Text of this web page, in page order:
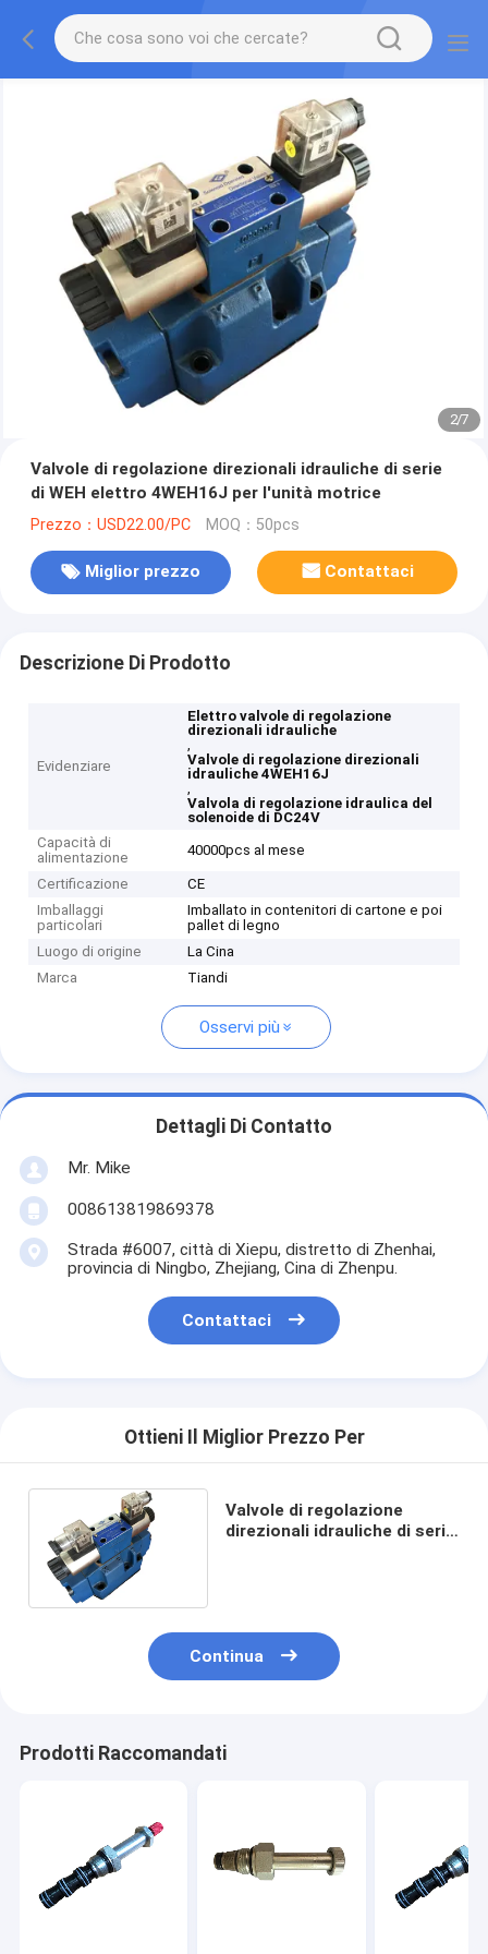
2/7
Valvole di regolazione direzionali idrauliche di serie
di WEH elettro 4WEH16J per l'unità motrice
Prezzo：USD22.00/PC MOQ：50pcs
Miglior prezzo Contattaci
Descrizione Di Prodotto
Evidenziare
Elettro valvole di regolazione
direzionali idrauliche
,
Valvole di regolazione direzionali
idrauliche 4WEH16J
,
Valvola di regolazione idraulica del
solenoide di DC24V
Capacità di
alimentazione
40000pcs al mese
Certificazione
CE
Imballaggi
particolari
Imballato in contenitori di cartone e poi
pallet di legno
Luogo di origine
La Cina
Marca
Tiandi
Osservi più
Dettagli Di Contatto
Mr. Mike
008613819869378
Strada #6007, città di Xiepu, distretto di Zhenhai,
provincia di Ningbo, Zhejiang, Cina di Zhenpu.
Contattaci
Ottieni Il Miglior Prezzo Per
Valvole di regolazione
direzionali idrauliche di serie
Continua
Prodotti Raccomandati